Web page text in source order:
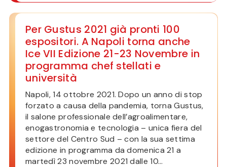
Per Gustus 2021 già pronti 100
espositori. A Napoli torna anche
Ice VII Edizione 21-23 Novembre in
programma chef stellati e
università
Napoli, 14 ottobre 2021. Dopo un anno di stop
forzato a causa della pandemia, torna Gustus,
il salone professionale dell’agroalimentare,
enogastronomia e tecnologia – unica fiera del
settore del Centro Sud – con la sua settima
edizione in programma da domenica 21 a
martedì 23 novembre 2021 dalle 10...